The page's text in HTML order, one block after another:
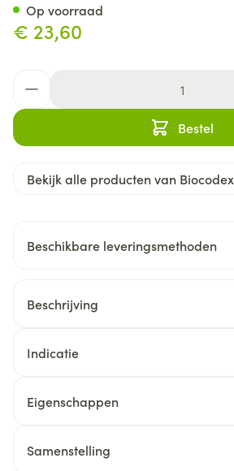
€ 23,60
Bestel
Op voorraad
Bekijk alle producten van Biocodex
Beschikbare leveringsmethoden
Beschrijving
Indicatie
Eigenschappen
Samenstelling